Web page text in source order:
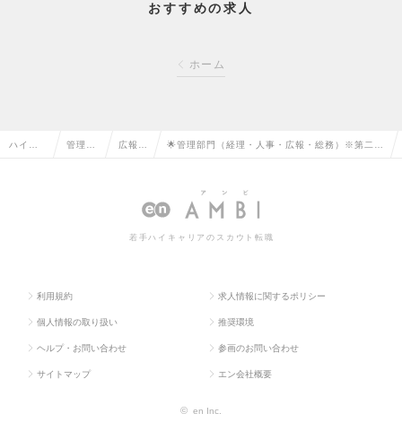
おすすめの求人
ホーム
ハイク 管理部 広報・ 🌟管理部門（経理・人事・広報・総務）※第二新
クスありの求人情報
若手ハイキャリアのスカウト転職
利用規約 求人情報に関するポリシー
個人情報の取り扱い 推奨環境
ヘルプ・お問い合わせ 参画のお問い合わせ
サイトマップ エン会社概要
© en Inc.